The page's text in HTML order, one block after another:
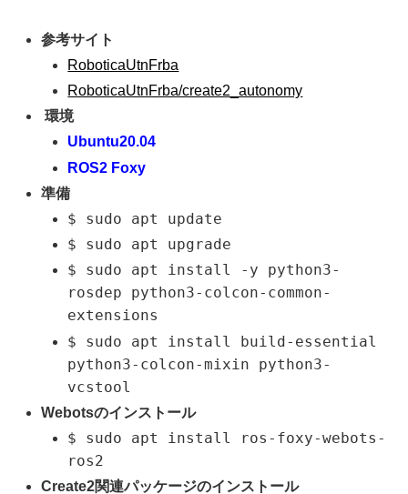
参考サイト
RoboticaUtnFrba
RoboticaUtnFrba/create2_autonomy
環境
Ubuntu20.04
ROS2 Foxy
準備
$ sudo apt update
$ sudo apt upgrade
$ sudo apt install -y python3-
rosdep python3-colcon-common-
extensions
$ sudo apt install build-essential
python3-colcon-mixin python3-
vcstool
Webotsのインストール
$ sudo apt install ros-foxy-webots-
ros2
Create2関連パッケージのインストール